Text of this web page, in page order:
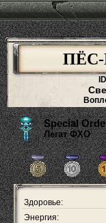
Special
Легат ФХО
Здоровье:
Энергия: